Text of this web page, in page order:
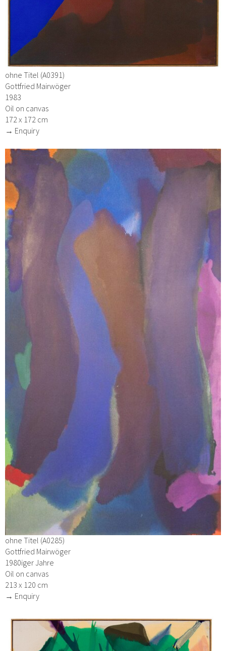
ohne Titel (A0391)
Gottfried Mairwöger
1983
Oil on canvas
172 x 172 cm
→ Enquiry
ohne Titel (A0285)
Gottfried Mairwöger
1980iger Jahre
Oil on canvas
213 x 120 cm
→ Enquiry